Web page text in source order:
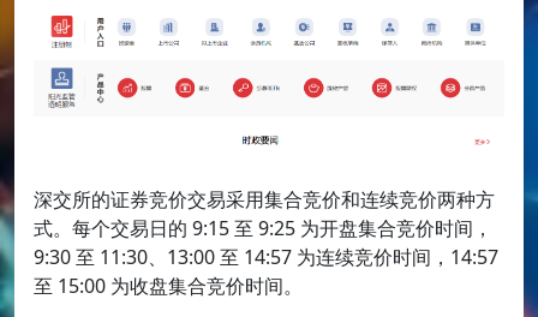
深交所的证券竞价交易采用集合竞价和连续竞价两种方
式。每个交易日的 9:15 至 9:25 为开盘集合竞价时间，
9:30 至 11:30、13:00 至 14:57 为连续竞价时间，14:57
至 15:00 为收盘集合竞价时间。